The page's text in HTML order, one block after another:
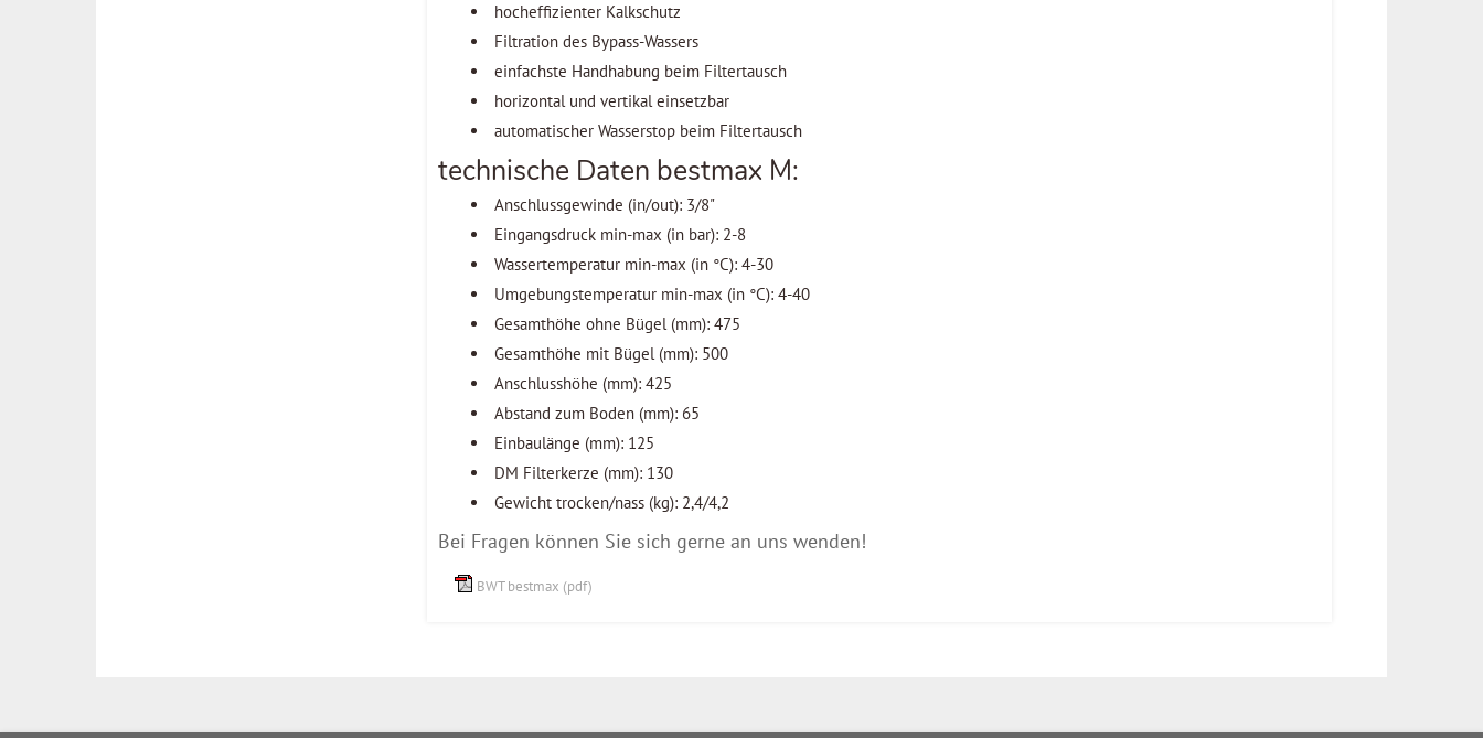
hocheffizienter Kalkschutz
Filtration des Bypass-Wassers
einfachste Handhabung beim Filtertausch
horizontal und vertikal einsetzbar
automatischer Wasserstop beim Filtertausch
technische Daten bestmax M:
Anschlussgewinde (in/out): 3/8"
Eingangsdruck min-max (in bar): 2-8
Wassertemperatur min-max (in °C): 4-30
Umgebungstemperatur min-max (in °C): 4-40
Gesamthöhe ohne Bügel (mm): 475
Gesamthöhe mit Bügel (mm): 500
Anschlusshöhe (mm): 425
Abstand zum Boden (mm): 65
Einbaulänge (mm): 125
DM Filterkerze (mm): 130
Gewicht trocken/nass (kg): 2,4/4,2
Bei Fragen können Sie sich gerne an uns wenden!
BWT bestmax (pdf)